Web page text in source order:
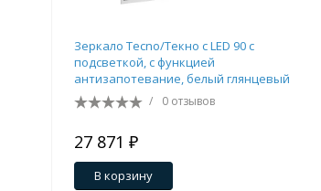
Зеркало Tecno/Текно c LED 90 с
подсветкой, с функцией
антизапотевание, белый глянцевый
/ 0 отзывов
27 871 ₽
В корзину